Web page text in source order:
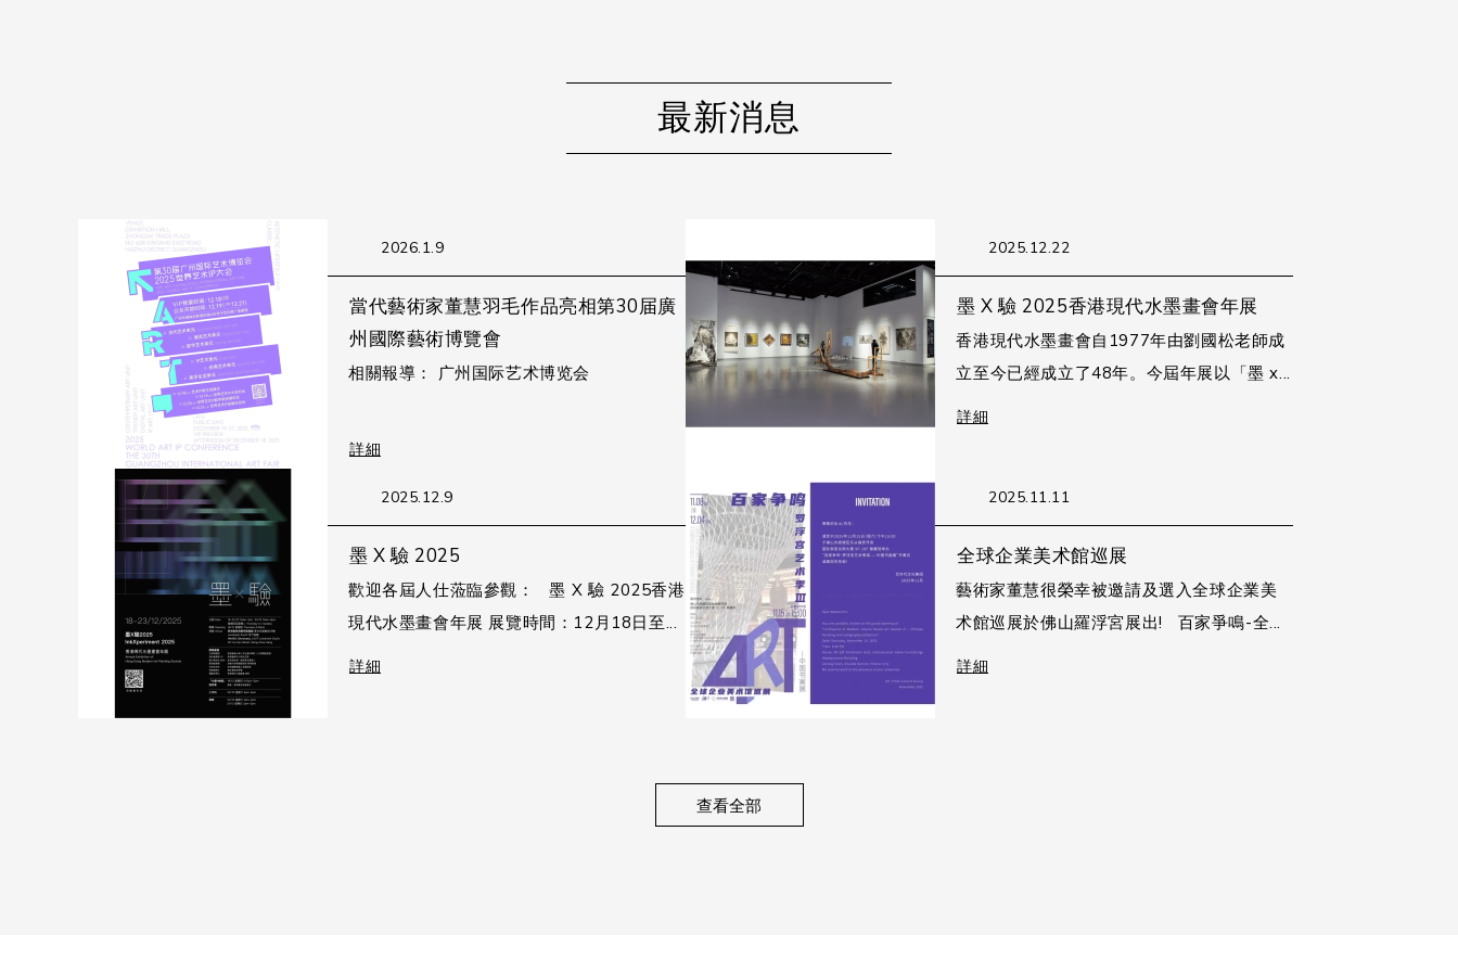
最新消息
2026.1.9
當代藝術家董慧羽毛作品亮相第30届廣
州國際藝術博覽會
相關報導： 广州国际艺术博览会
詳細
2025.12.22
墨 X 驗 2025香港現代水墨畫會年展
香港現代水墨畫會自1977年由劉國松老師成
立至今已經成立了48年。今屆年展以「墨 x...
詳細
2025.12.9
墨 X 驗 2025
歡迎各屆人仕蒞臨參觀： 墨 X 驗 2025香港
現代水墨畫會年展 展覽時間：12月18日至...
詳細
2025.11.11
全球企業美术館巡展
藝術家董慧很榮幸被邀請及選入全球企業美
术館巡展於佛山羅浮宮展出! 百家爭鳴-全...
詳細
查看全部